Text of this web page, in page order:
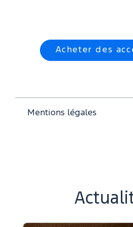
Acheter des
Mentions légales